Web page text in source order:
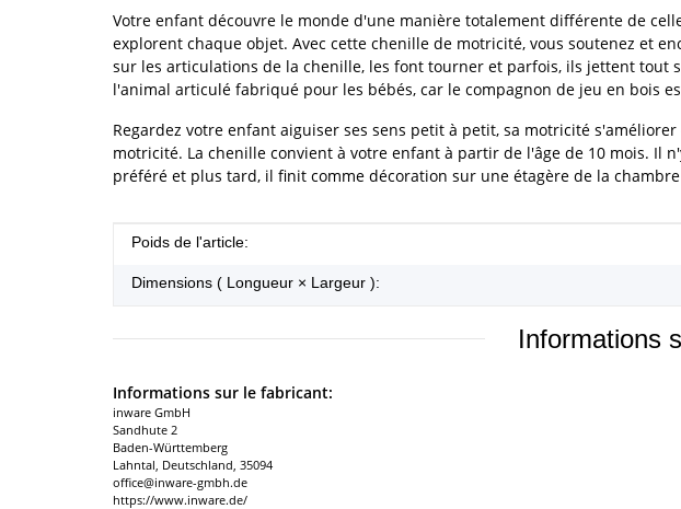
Votre enfant découvre le monde d'une manière totalement différente de
explorent chaque objet. Avec cette chenille de motricité, vous soutenez et
sur les articulations de la chenille, les font tourner et parfois, ils jettent
l'animal articulé fabriqué pour les bébés, car le compagnon de jeu en bois
Regardez votre enfant aiguiser ses sens petit à petit, sa motricité
motricité. La chenille convient à votre enfant à partir de l'âge de 10 mois. Il
préféré et plus tard, il finit comme décoration sur une étagère de la
#productDetails.itemInformation#
#productDetails.itemValue#
Poids de l'article:
Dimensions ( Longueur × Largeur ):
Informations
Informations sur le fabricant:
inware GmbH
Sandhute 2
Baden-Württemberg
Lahntal, Deutschland, 35094
office@inware-gmbh.de
https://www.inware.de/